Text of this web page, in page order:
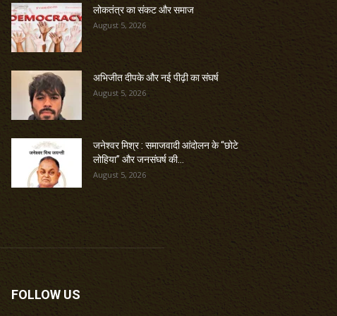
लोकतंत्र का संकट और समाज
August 5, 2026
अभिजीत दीपके और नई पीढ़ी का संघर्ष
August 5, 2026
जनेश्वर मिश्र : समाजवादी आंदोलन के “छोटे
लोहिया” और जनसंघर्ष की...
August 5, 2026
FOLLOW US